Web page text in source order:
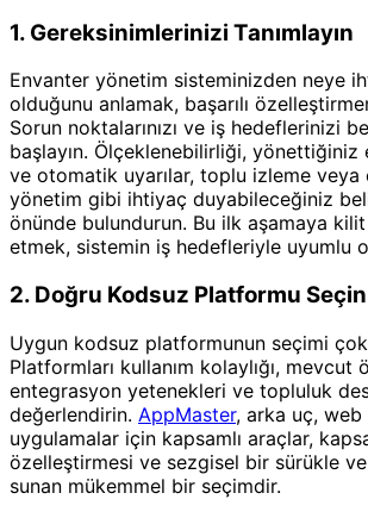
1. Gereksinimlerinizi Tanımlayın
Envanter yönetim sisteminizden neye
olduğunu anlamak, başarılı
Sorun noktalarınızı ve iş hedeflerinizi
başlayın. Ölçeklenebilirliği, yönettiğiniz
ve otomatik uyarılar, toplu izleme veya
yönetim gibi ihtiyaç duyabileceğiniz
önünde bulundurun. Bu ilk aşamaya
etmek, sistemin iş hedefleriyle uyumlu
2. Doğru Kodsuz Platformu Seçin
Uygun kodsuz platformunun seçimi
Platformları kullanım kolaylığı, mevcut
entegrasyon yetenekleri ve topluluk
değerlendirin. AppMaster, arka uç,
uygulamalar için kapsamlı araçlar,
özelleştirmesi ve sezgisel bir sürükle
sunan mükemmel bir seçimdir.